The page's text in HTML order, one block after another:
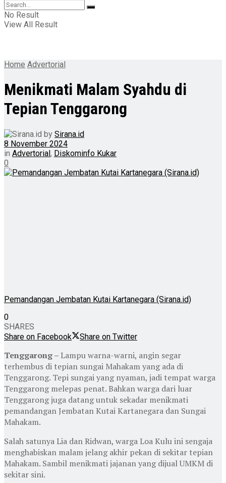
No Result
View All Result
Home Advertorial
Menikmati Malam Syahdu di
Tepian Tenggarong
by Sirana.id
8 November 2024
in Advertorial, Diskominfo Kukar
0
Pemandangan Jembatan Kutai Kartanegara (Sirana.id)
0
SHARES
Share on Facebook
Share on Twitter
Tenggarong – Lampu warna-warni, angin segar
terhembus di tepian sungai Mahakam yang ada di
Tenggarong. Tepi sungai yang nyaman, jadi tempat warga
Tenggarong melepas penat. Bahkan warga dari luar
Tenggarong juga datang untuk sekadar menikmati
pemandangan Jembatan Kutai Kartanegara dan Sungai
Mahakam.
Salah satunya Lia dan Ridwan, warga Loa Kulu ini sengaja
menghabiskan malam jelang akhir pekan di sekitar tepian
Mahakam. Sambil menikmati jajanan yang dijual UMKM di
sekitar sini.